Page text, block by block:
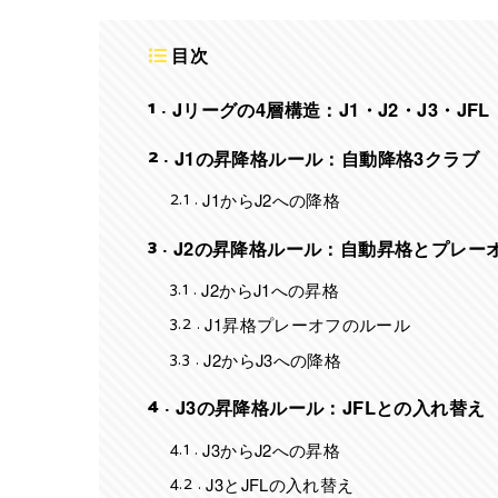
目次
1
Jリーグの4層構造：J1・J2・J3・JFL
2
J1の昇降格ルール：自動降格3クラブ
2.1
J1からJ2への降格
3
J2の昇降格ルール：自動昇格とプレー
3.1
J2からJ1への昇格
3.2 J1昇格プレーオフのルール
3.3 J2からJ3への降格
4
J3の昇降格ルール：JFLとの入れ替え
4.1
J3からJ2への昇格
4.2 J3とJFLの入れ替え